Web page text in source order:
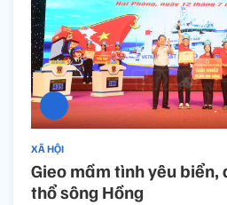
XÃ HỘI
Gieo mầm tình yêu biển,
thổ sông Hồng